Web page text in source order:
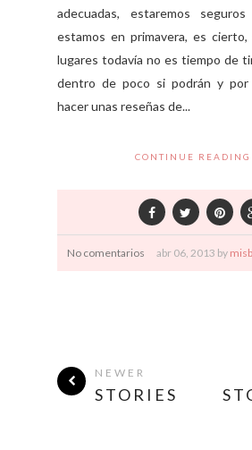
adecuadas, estaremos
estamos en primavera, es
lugares todavía no es tiempo de
dentro de poco si podrán y por
hacer unas reseñas de...
CONTINUE READING
No comentarios abr 06, 2013 by
NEWER
STORIES